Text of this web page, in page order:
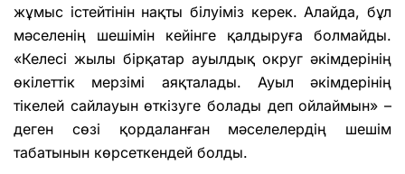
жұмыс істейтінін нақты білуі­міз керек. Алайда, бұл
мәселенің шешімін кейінге қалдыруға болмай­ды.
«Келесі жылы бірқатар ауылдық округ әкімдерінің
өкілеттік мерзімі аяқталады. Ауыл әкімдерінің
тікелей сайлауын өткізуге болады деп ой­лаймын» –
деген сөзі қордаланған мәселелердің шешім
табатынын көр­сеткендей болды.